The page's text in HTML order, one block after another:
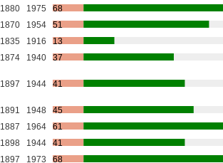
1880 1975
68
1870 1954
51
1835 1916
13
1874 1940 37
1897 1944 41
1891 1948
45
1887 1964
61
1898 1944
41
1897 1973 68